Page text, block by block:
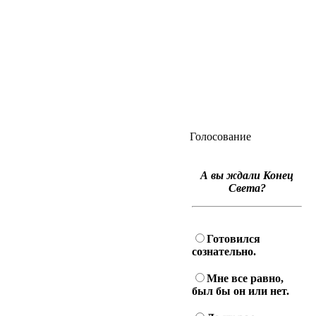
Голосование
А вы ждали Конец
Света?
Готовился
сознательно.
Мне все равно,
был бы он или нет.